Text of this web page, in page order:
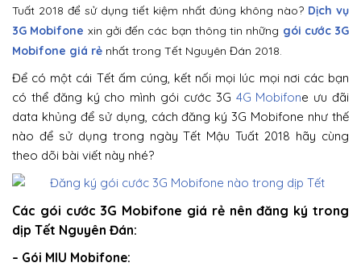
Tuất 2018 để sử dụng tiết kiệm nhất đúng không nào? Dịch vụ
3G Mobifone xin gởi đến các bạn thông tin những gói cước 3G
Mobifone giá rẻ nhất trong Tết Nguyên Đán 2018.
Để có một cái Tết ấm cúng, kết nối mọi lúc mọi nơi các bạn
có thể đăng ký cho mình gói cước 3G 4G Mobifone ưu đãi
data khủng để sử dụng, cách đăng ký 3G Mobifone như thế
nào để sử dụng trong ngày Tết Mậu Tuất 2018 hãy cùng
theo dõi bài viết này nhé?
Các gói cước 3G Mobifone giá rẻ nên đăng ký trong
dịp Tết Nguyên Đán:
– Gói MIU Mobifone: